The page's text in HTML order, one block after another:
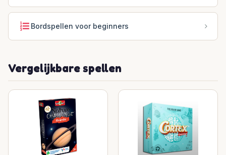
Bordspellen voor beginners
Vergelijkbare spellen